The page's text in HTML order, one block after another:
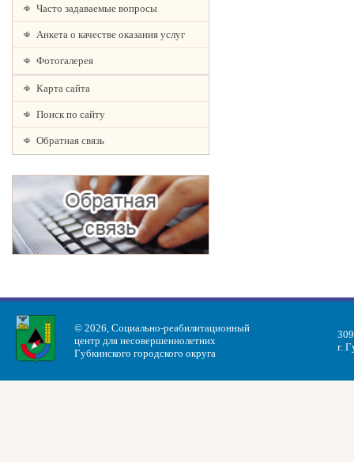
Часто задаваемые вопросы
Анкета о качестве оказания услуг
Фотогалерея
Карта сайта
Поиск по сайту
Обратная связь
© 2026, Социально-реабилитационный
центр для несовершеннолетних
Губкинского городского округа
г.